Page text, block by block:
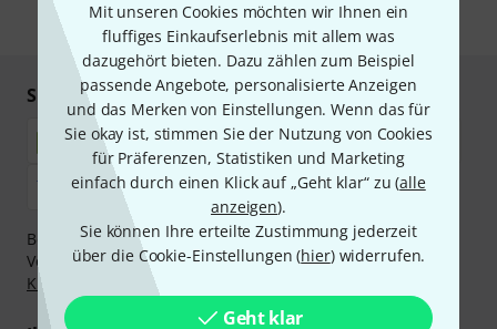
Mit unseren Cookies möchten wir Ihnen ein
fluffiges Einkaufserlebnis mit allem was
dazugehört bieten. Dazu zählen zum Beispiel
passende Angebote, personalisierte Anzeigen
und das Merken von Einstellungen. Wenn das für
Sie okay ist, stimmen Sie der Nutzung von Cookies
für Präferenzen, Statistiken und Marketing
einfach durch einen Klick auf „Geht klar“ zu (alle
anzeigen).
Sie können Ihre erteilte Zustimmung jederzeit
über die Cookie-Einstellungen (hier) widerrufen.
Geht klar
* Pflichtfeld
Sicher einkaufen & bezahlen
Bezahlen Sie vertraulich und sicher per Nachnahme,
Vorkasse, PayPal, Amazon Pay,Klarna Sofort bezahlen
Klarna Ratenzahlung